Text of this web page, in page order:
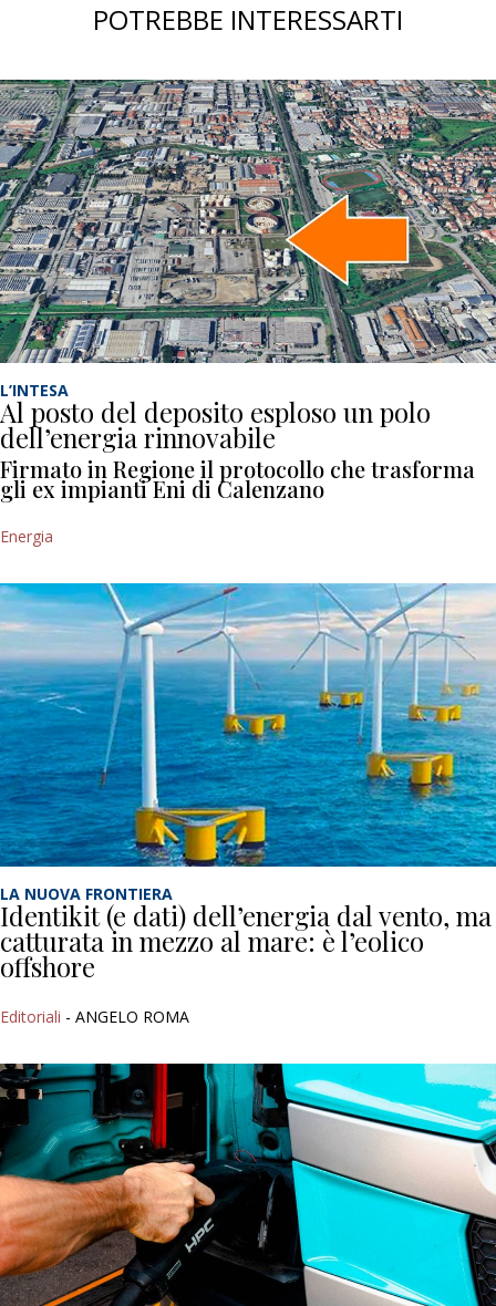
POTREBBE INTERESSARTI
L’INTESA
Al posto del deposito esploso un polo
dell’energia rinnovabile
Firmato in Regione il protocollo che trasforma
gli ex impianti Eni di Calenzano
Energia
LA NUOVA FRONTIERA
Identikit (e dati) dell’energia dal vento, ma
catturata in mezzo al mare: è l’eolico
offshore
Editoriali - ANGELO ROMA